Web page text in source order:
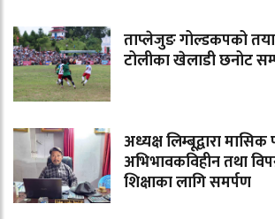
ताप्लेजुङ गोल्डकपको
टोलीका खेलाडी छनोट
अध्यक्ष लिम्बूद्वारा मासिक
अभिभावकविहीन तथा
शिक्षाका लागि समर्पण